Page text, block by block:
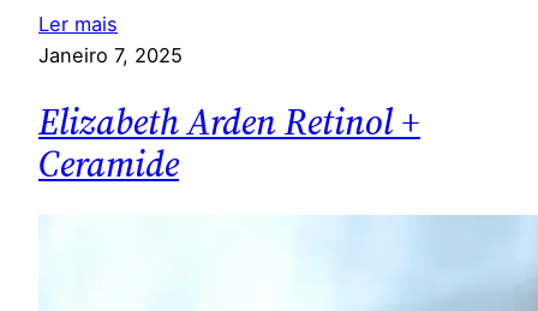
Ler mais
Janeiro 7, 2025
Elizabeth Arden Retinol +
Ceramide